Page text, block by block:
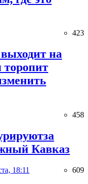
423
на
торопит
458
Кавказ
18:11 609